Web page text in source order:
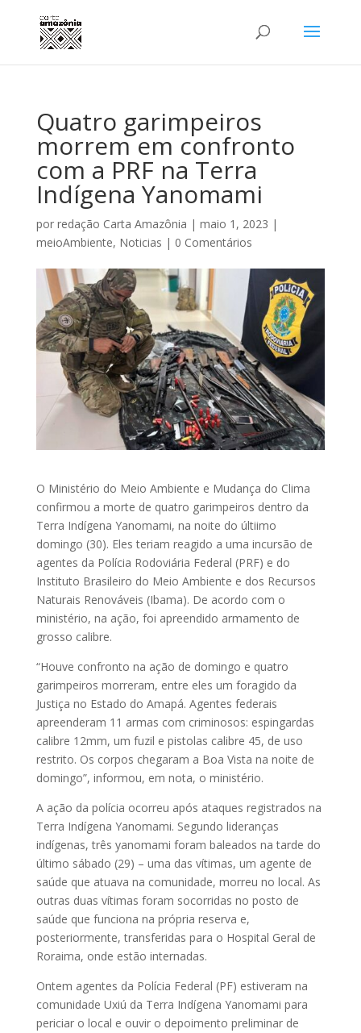
Quatro garimpeiros
morrem em confronto
com a PRF na Terra
Indígena Yanomami
por redação Carta Amazônia | maio 1, 2023 |
meioAmbiente, Noticias | 0 Comentários
O Ministério do Meio Ambiente e Mudança do Clima
confirmou a morte de quatro garimpeiros dentro da
Terra Indígena Yanomami, na noite do últiimo
domingo (30). Eles teriam reagido a uma incursão de
agentes da Polícia Rodoviária Federal (PRF) e do
Instituto Brasileiro do Meio Ambiente e dos Recursos
Naturais Renováveis (Ibama). De acordo com o
ministério, na ação, foi apreendido armamento de
grosso calibre.
“Houve confronto na ação de domingo e quatro
garimpeiros morreram, entre eles um foragido da
Justiça no Estado do Amapá. Agentes federais
apreenderam 11 armas com criminosos: espingardas
calibre 12mm, um fuzil e pistolas calibre 45, de uso
restrito. Os corpos chegaram a Boa Vista na noite de
domingo”, informou, em nota, o ministério.
A ação da polícia ocorreu após ataques registrados na
Terra Indígena Yanomami. Segundo lideranças
indígenas, três yanomami foram baleados na tarde do
último sábado (29) – uma das vítimas, um agente de
saúde que atuava na comunidade, morreu no local. As
outras duas vítimas foram socorridas no posto de
saúde que funciona na própria reserva e,
posteriormente, transferidas para o Hospital Geral de
Roraima, onde estão internadas.
Ontem agentes da Polícia Federal (PF) estiveram na
comunidade Uxiú da Terra Indígena Yanomami para
periciar o local e ouvir o depoimento preliminar de